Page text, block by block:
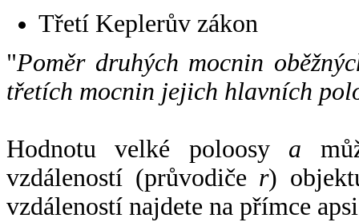
Třetí Keplerův zákon
"Poměr druhých mocnin
třetích mocnin jejich hlavních
Hodnotu velké poloosy a
vzdáleností (průvodiče r)
vzdáleností najdete na přímce